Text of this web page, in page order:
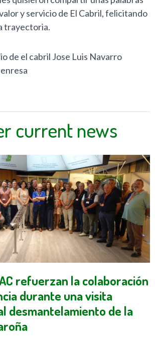
y servicio de El Cabril, felicitando
trayectoria.
current news
refuerzan la colaboración
durante una visita
desmantelamiento de la